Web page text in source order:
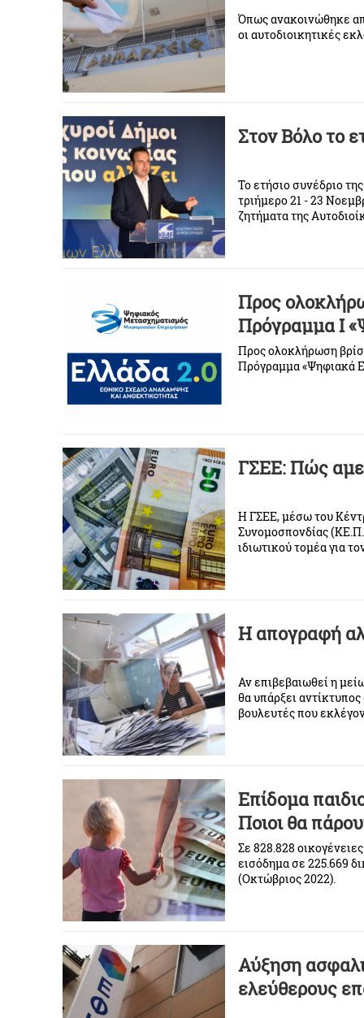
Όπως ανακοινώθηκε
οι αυτοδιοικητικές
Στον Βόλο το
Το ετήσιο συνέδριο
τριήμερο 21 - 23
ζητήματα της
Προς
Πρόγραμμα I
Προς ολοκλήρωση
Πρόγραμμα «Ψηφιακά
ΓΣΕΕ: Πώς
H ΓΣΕΕ, μέσω του
Συνομοσπονδίας
ιδιωτικού τομέα για
Η απογραφή
Αν επιβεβαιωθεί η
θα υπάρξει
βουλευτές που
Επίδομα
Ποιοι θα
Σε 828.828
εισόδημα σε 225.669
(Οκτώβριος 2022).
Αύξηση
ελεύθερους